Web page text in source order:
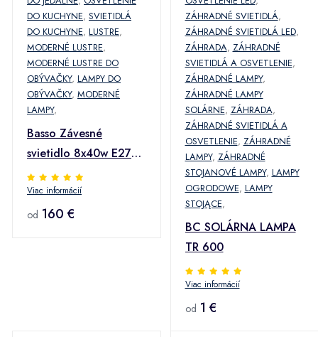
DO KUCHYNE, SVIETIDLÁ
DO KUCHYNE, LUSTRE,
MODERNÉ LUSTRE,
MODERNÉ LUSTRE DO
OBÝVAČKY, LAMPY DO
OBÝVAČKY, MODERNÉ
LAMPY,
Basso Závesné
svietidlo 8x40w E27
Čierna matná
Viac informácií
od 160 €
ZÁHRADNÉ SVIETIDLÁ,
ZÁHRADNÉ SVIETIDLÁ LED,
ZÁHRADA, ZÁHRADNÉ
SVIETIDLÁ A OSVETLENIE,
ZÁHRADNÉ LAMPY,
ZÁHRADNÉ LAMPY
SOLÁRNE, ZÁHRADA,
ZÁHRADNÉ SVIETIDLÁ A
OSVETLENIE, ZÁHRADNÉ
LAMPY, ZÁHRADNÉ
STOJANOVÉ LAMPY, LAMPY
OGRODOWE, LAMPY
STOJĄCE,
BC SOLÁRNA LAMPA
TR 600
Viac informácií
od 1 €